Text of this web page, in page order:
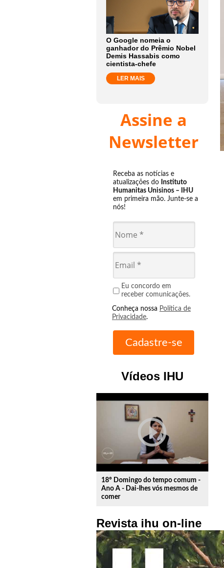
O Google nomeia o
ganhador do Prêmio Nobel
Demis Hassabis como
cientista-chefe
LER MAIS
Assine a
Newsletter
Receba as notícias e
atualizações do Instituto
Humanitas Unisinos – IHU
em primeira mão. Junte-se a
nós!
Eu concordo em
receber comunicações.
Conheça nossa Política de
Privacidade.
Vídeos IHU
play_circle_outline
18º Domingo do tempo comum -
Ano A - Dai-lhes vós mesmos de
comer
Revista ihu on-line